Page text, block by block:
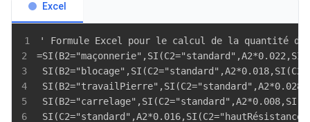
Excel
1
2
3
4
5
6